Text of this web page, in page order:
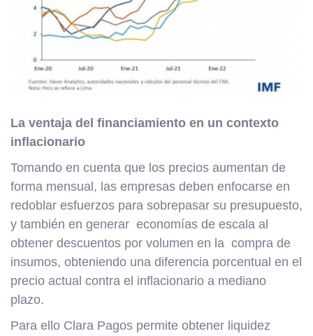
La ventaja del financiamiento en un contexto
inflacionario
Tomando en cuenta que los precios aumentan de
forma mensual, las empresas deben enfocarse en
redoblar esfuerzos para sobrepasar su presupuesto,
y también en generar economías de escala al
obtener descuentos por volumen en la compra de
insumos, obteniendo una diferencia porcentual en el
precio actual contra el inflacionario a mediano
plazo.
Para ello Clara Pagos permite obtener liquidez